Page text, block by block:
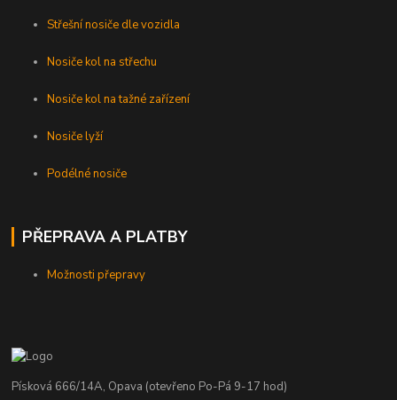
Střešní nosiče dle vozidla
Nosiče kol na střechu
Nosiče kol na tažné zařízení
Nosiče lyží
Podélné nosiče
PŘEPRAVA A PLATBY
Možnosti přepravy
Písková 666/14A, Opava (otevřeno Po-Pá 9-17 hod)